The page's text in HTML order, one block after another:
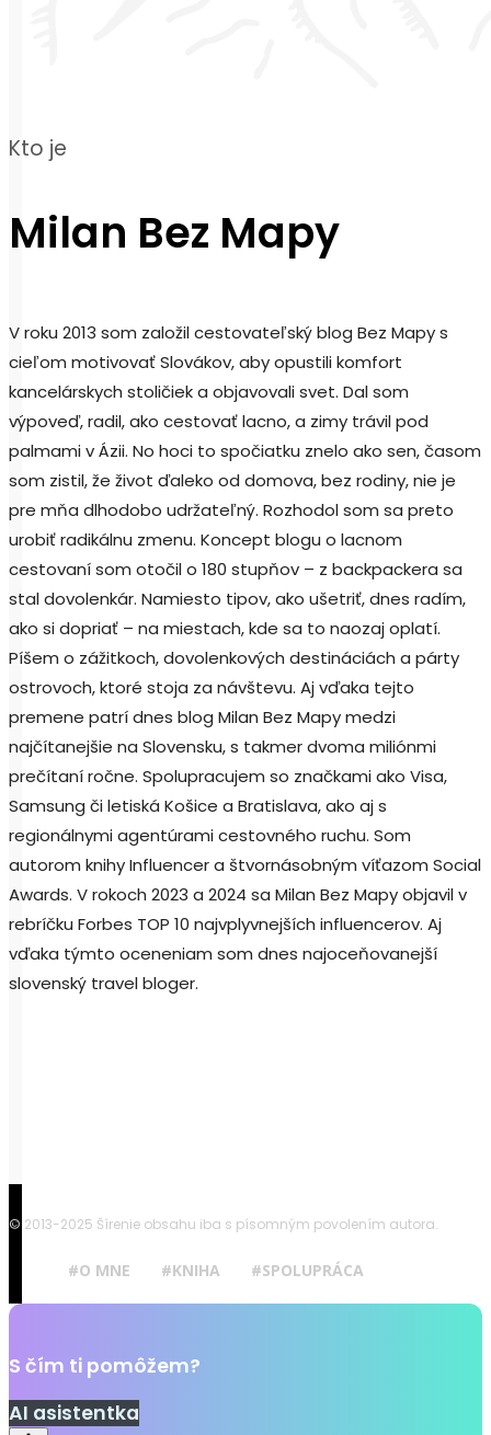
Kto je
Milan Bez Mapy
V roku 2013 som založil cestovateľský blog Bez Mapy s
cieľom motivovať Slovákov, aby opustili komfort
kancelárskych stoličiek a objavovali svet. Dal som
výpoveď, radil, ako cestovať lacno, a zimy trávil pod
palmami v Ázii. No hoci to spočiatku znelo ako sen, časom
som zistil, že život ďaleko od domova, bez rodiny, nie je
pre mňa dlhodobo udržateľný. Rozhodol som sa preto
urobiť radikálnu zmenu. Koncept blogu o lacnom
cestovaní som otočil o 180 stupňov – z backpackera sa
stal dovolenkár. Namiesto tipov, ako ušetriť, dnes radím,
ako si dopriať – na miestach, kde sa to naozaj oplatí.
Píšem o zážitkoch, dovolenkových destináciách a párty
ostrovoch, ktoré stoja za návštevu. Aj vďaka tejto
premene patrí dnes blog Milan Bez Mapy medzi
najčítanejšie na Slovensku, s takmer dvoma miliónmi
prečítaní ročne. Spolupracujem so značkami ako Visa,
Samsung či letiská Košice a Bratislava, ako aj s
regionálnymi agentúrami cestovného ruchu. Som
autorom knihy Influencer a štvornásobným víťazom Social
Awards. V rokoch 2023 a 2024 sa Milan Bez Mapy objavil v
rebríčku Forbes TOP 10 najvplyvnejších influencerov. Aj
vďaka týmto oceneniam som dnes najoceňovanejší
slovenský travel bloger.
© 2013-2025 Šírenie obsahu iba s písomným povolením autora.
#O MNE #KNIHA #SPOLUPRÁCA
S čím ti pomôžem?
AI asistentka